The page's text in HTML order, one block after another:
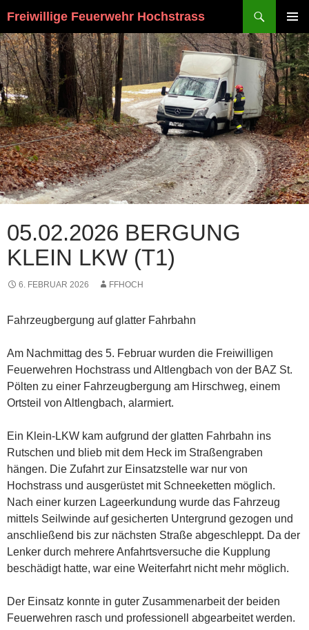
Freiwillige Feuerwehr Hochstrass
MENÜ
INHALT
SPRINGEN
05.02.2026 BERGUNG
KLEIN LKW (T1)
6. FEBRUAR 2026 FFHOCH
Fahrzeugbergung auf glatter Fahrbahn
Am Nachmittag des 5. Februar wurden die Freiwilligen
Feuerwehren Hochstrass und Altlengbach von der BAZ St.
Pölten zu einer Fahrzeugbergung am Hirschweg, einem
Ortsteil von Altlengbach, alarmiert.
Ein Klein-LKW kam aufgrund der glatten Fahrbahn ins
Rutschen und blieb mit dem Heck im Straßengraben
hängen. Die Zufahrt zur Einsatzstelle war nur von
Hochstrass und ausgerüstet mit Schneeketten möglich.
Nach einer kurzen Lageerkundung wurde das Fahrzeug
mittels Seilwinde auf gesicherten Untergrund gezogen und
anschließend bis zur nächsten Straße abgeschleppt. Da der
Lenker durch mehrere Anfahrtsversuche die Kupplung
beschädigt hatte, war eine Weiterfahrt nicht mehr möglich.
Der Einsatz konnte in guter Zusammenarbeit der beiden
Feuerwehren rasch und professionell abgearbeitet werden.